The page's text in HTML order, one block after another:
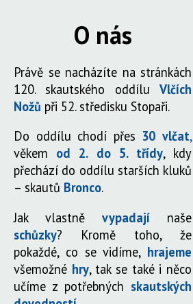
O nás
Právě se nacházíte na stránkách
120. skautského oddílu Vlčích
Nožů při 52. středisku Stopaři.
Do oddílu chodí přes 30 vlčat,
věkem od 2. do 5. třídy, kdy
přechází do oddílu starších kluků
– skautů Bronco.
Jak vlastně vypadají
naše
schůzky? Kromě toho, že
pokaždé, co se vidíme, hrajeme
všemožné hry, tak se také i něco
učíme z potřebných skautských